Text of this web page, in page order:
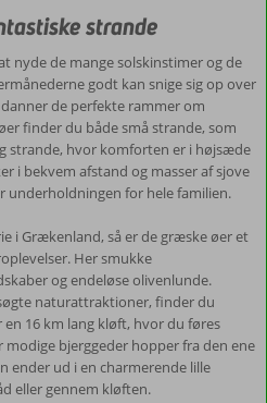
strande
nyde de mange solskinstimer og de
godt kan snige sig op over
de perfekte rammer om
finder du både små strande, som
strande, hvor komforten er i højsæde
i bekvem afstand og masser af sjove
for hele familien.
i Grækenland, så er de græske øer et
Her smukke
og endeløse olivenlunde.
naturattraktioner, finder du
16 km lang kløft, hvor du føres
bjerggeder hopper fra den ene
ender ud i en charmerende lille
eller gennem kløften.